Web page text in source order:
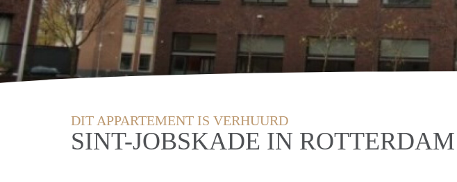
DIT APPARTEMENT IS VERHUURD
SINT-JOBSKADE IN ROTTERDAM